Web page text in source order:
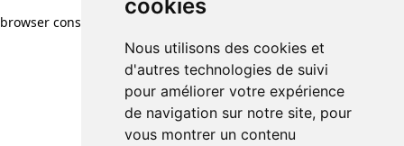
cookies
Nous utilisons des cookies et
d'autres technologies de suivi
pour améliorer votre expérience
de navigation sur notre site, pour
vous montrer un contenu
browser console for more information)